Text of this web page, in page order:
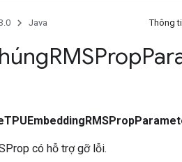
Java Thông
RMSProp
có hỗ trợ gỡ lỗi.